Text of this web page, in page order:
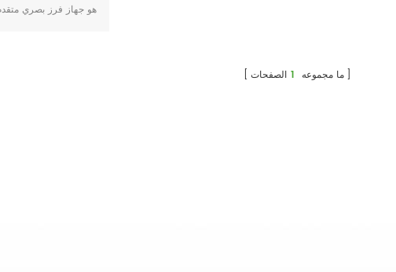
هو جهاز فرز بصري
ما مجموعه 1 الصفحات